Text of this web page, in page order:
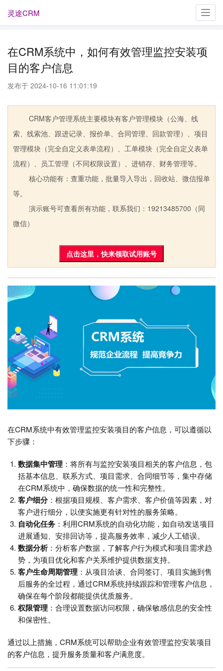
灵途CRM
在CRM系统中，如何有效管理监控安装项
目的客户信息
发布于 2024-10-16 11:01:19
CRM客户管理系统主要模块有客户管理模块（公海、线
索、线索池、跟进记录、报价单、合同管理、回款管理）、项目
管理模块（完全自定义表单流程）、工单模块（完全自定义表单
流程）、员工管理（不同权限设置）、进销存、财务管理等。
核心功能有：查重功能，批量导入导出，回收站、微信报单
等。
演示账号可查看所有功能，联系我们：19213485700（同
微信）
点击这里，快来领取试用账号
在CRM系统中有效管理监控安装项目的客户信息，可以遵循以
下步骤：
数据集中管理 ：将所有与监控安装项目相关的客户信息，包
括基本信息、联系方式、项目需求、合同细节等，集中存储
在CRM系统中，确保数据的统一性和完整性。
客户细分：根据项目规模、客户需求、客户价值等因素，对
客户进行细分，以便实施更有针对性的服务策略。
自动化任务 ：利用CRM系统的自动化功能，如自动发送项目
进展通知、安排回访等，提高服务效率，减少人工错误。
数据分析：分析客户数据，了解客户行为模式和项目需求趋
势，为项目优化和客户关系维护提供数据支持。
客户生命周期管理 ：从项目洽谈、合同签订、项目实施到售
后服务的全过程，通过CRM系统持续跟踪和管理客户信息，
确保在每个阶段都能提供优质服务。
权限管理 ：合理设置数据访问权限，确保敏感信息的安全性
和保密性。
通过以上措施，CRM系统可以帮助企业有效管理监控安装项目
的客户信息，提升服务质量和客户满意度。